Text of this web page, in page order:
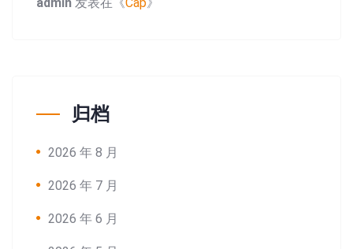
归档
2026 年 8 月
2026 年 7 月
2026 年 6 月